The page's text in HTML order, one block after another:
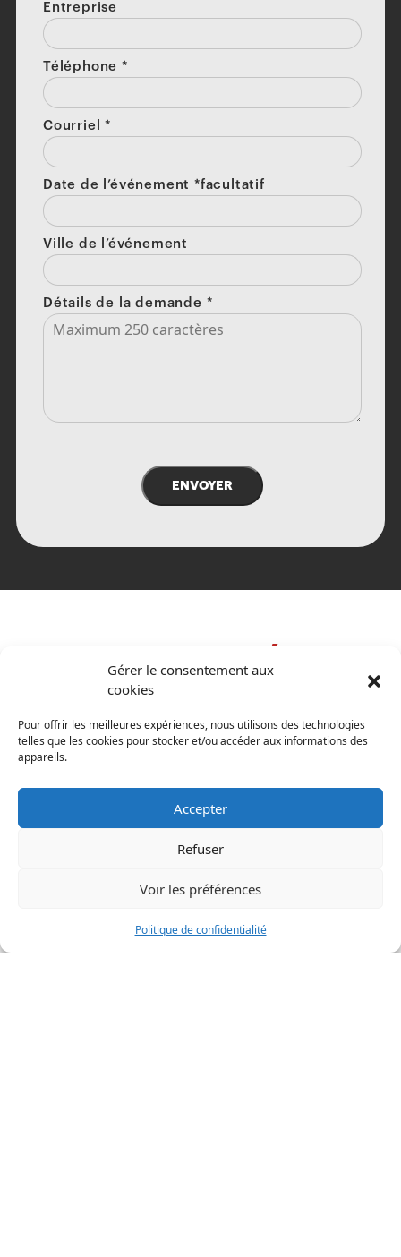
Gérer le consentement aux
cookies
Pour offrir les meilleures expériences, nous utilisons des technologies
telles que les cookies pour stocker et/ou accéder aux informations des
appareils.
Accepter
Refuser
Voir les préférences
Politique de confidentialité
Entreprise
Téléphone*
Courriel*
Date de l’événement *facultatif
Ville de l’événement
Détails de la demande *
ENVOYER
COORDONNÉES
coordonnées
134 rue Chabanel
(418) 836-4888
Montréal: (514) 321-2899
Drummondville:(819) 803-0857
Gatineau:(873) 800-8225